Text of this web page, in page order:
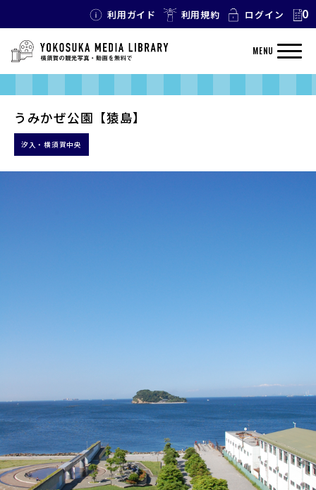
利用ガイド 利用規約 ログイン 0
MENU
うみかぜ公園【猿島】
汐入・横須賀中央